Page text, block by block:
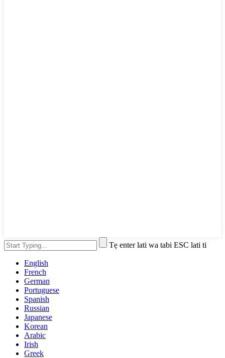
Tẹ enter lati wa tabi ESC lati ti
English
French
German
Portuguese
Spanish
Russian
Japanese
Korean
Arabic
Irish
Greek